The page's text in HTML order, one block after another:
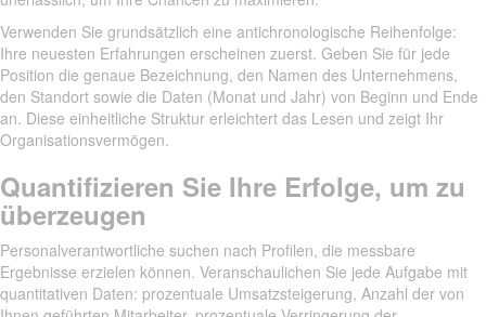
Verwenden Sie grundsätzlich eine antichronologische Reihenfolge:
Ihre neuesten Erfahrungen erscheinen zuerst. Geben Sie für jede
Position die genaue Bezeichnung, den Namen des Unternehmens,
den Standort sowie die Daten (Monat und Jahr) von Beginn und Ende
an. Diese einheitliche Struktur erleichtert das Lesen und zeigt Ihr
Organisationsvermögen.
Quantifizieren Sie Ihre Erfolge, um zu
überzeugen
Personalverantwortliche suchen nach Profilen, die messbare
Ergebnisse erzielen können. Veranschaulichen Sie jede Aufgabe mit
quantitativen Daten: prozentuale Umsatzsteigerung, Anzahl der von